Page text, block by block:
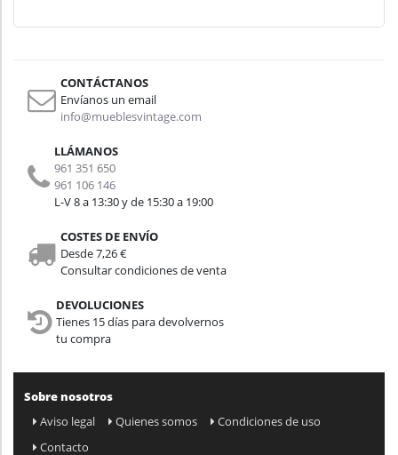
CONTÁCTANOS
Envíanos un email
info@mueblesvintage.com
LLÁMANOS
961 351 650
961 106 146
L-V 8 a 13:30 y de 15:30 a 19:00
COSTES DE ENVÍO
Desde 7,26 €
Consultar condiciones de venta
DEVOLUCIONES
Tienes 15 días para devolvernos
tu compra
Sobre nosotros
Aviso legal
Quienes somos
Condiciones de uso
Contacto